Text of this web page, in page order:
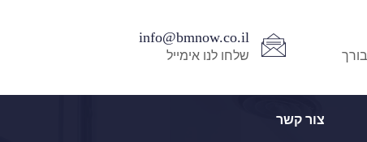
info@bmnow.co.il
שלחו לנו אימייל
צור קשר